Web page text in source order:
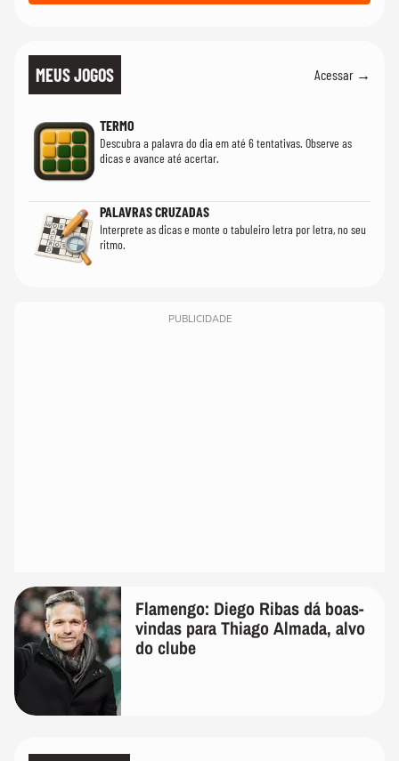
MEUS JOGOS Acessar →
TERMO
Descubra a palavra do dia em até 6 tentativas. Observe as
dicas e avance até acertar.
PALAVRAS CRUZADAS
Interprete as dicas e monte o tabuleiro letra por letra, no seu
ritmo.
PUBLICIDADE
Flamengo: Diego Ribas dá boas-
vindas para Thiago Almada, alvo
do clube